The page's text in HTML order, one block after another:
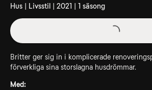
Hus | Livsstil | 2021 | 1 säsong
Britter ger sig in i komplicerade
förverkliga sina storslagna husdrömmar.
Med: